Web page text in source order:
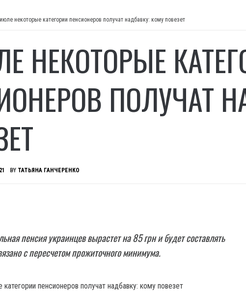
некоторые категории пенсионеров получат надбавку: кому повезет
НЕКОТОРЫЕ
ПОЛУЧАТ
BY ТАТЬЯНА ГАНЧЕРЕНКО
пенсия украинцев вырастет на 85 грн и будет составлять
с пересчетом прожиточного минимума.